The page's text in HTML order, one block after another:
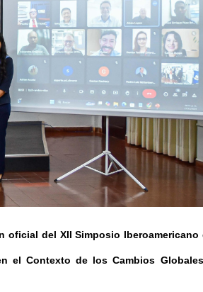
oficial del XII Simposio Iberoamericano
el Contexto de los Cambios